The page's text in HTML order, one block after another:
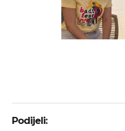
Podijeli: